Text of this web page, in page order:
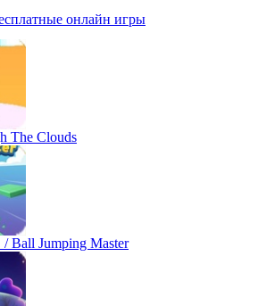
The Clouds
Ball Jumping Master